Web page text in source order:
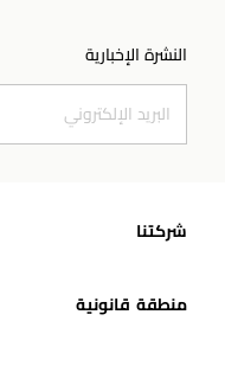
النشرة الإخبارية
شركتنا
منطقة قانونية